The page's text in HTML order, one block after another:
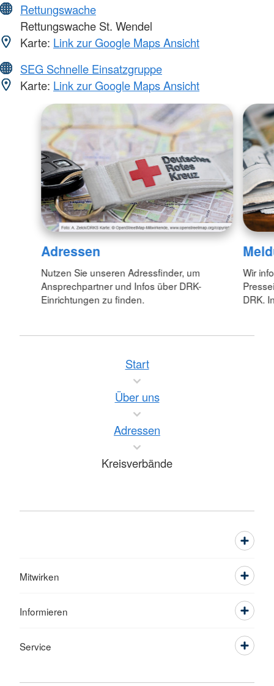
Rettungswache
Rettungswache St. Wendel
Karte: Link zur Google Maps Ansicht
SEG Schnelle Einsatzgruppe
Karte: Link zur Google Maps Ansicht
Adressen
Nutzen Sie unseren Adressfinder, um
Ansprechpartner und Infos über DRK-
Einrichtungen zu finden.
Wir
DRK.
Start
Über uns
Adressen
Kreisverbände
Mitwirken
Informieren
Service